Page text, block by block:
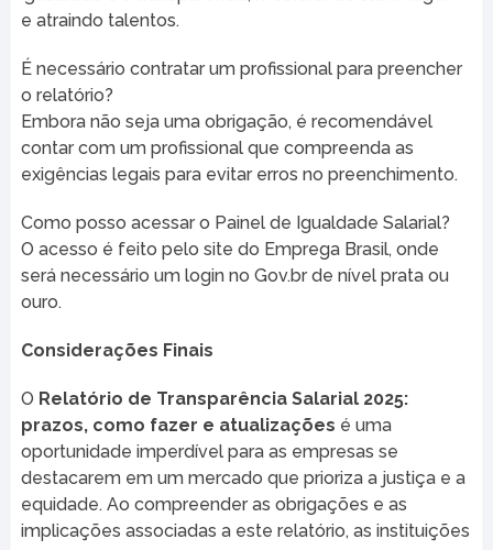
e atraindo talentos.
É necessário contratar um profissional para preencher
o relatório?
Embora não seja uma obrigação, é recomendável
contar com um profissional que compreenda as
exigências legais para evitar erros no preenchimento.
Como posso acessar o Painel de Igualdade Salarial?
O acesso é feito pelo site do Emprega Brasil, onde
será necessário um login no Gov.br de nível prata ou
ouro.
Considerações Finais
O Relatório de Transparência Salarial 2025:
prazos, como fazer e atualizações é uma
oportunidade imperdível para as empresas se
destacarem em um mercado que prioriza a justiça e a
equidade. Ao compreender as obrigações e as
implicações associadas a este relatório, as instituições